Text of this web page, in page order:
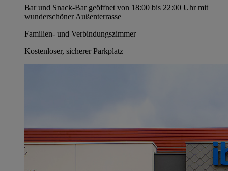
Bar und Snack-Bar geöffnet von 18:00 bis 22:00 Uhr mit
wunderschöner Außenterrasse
Familien- und Verbindungszimmer
Kostenloser, sicherer Parkplatz